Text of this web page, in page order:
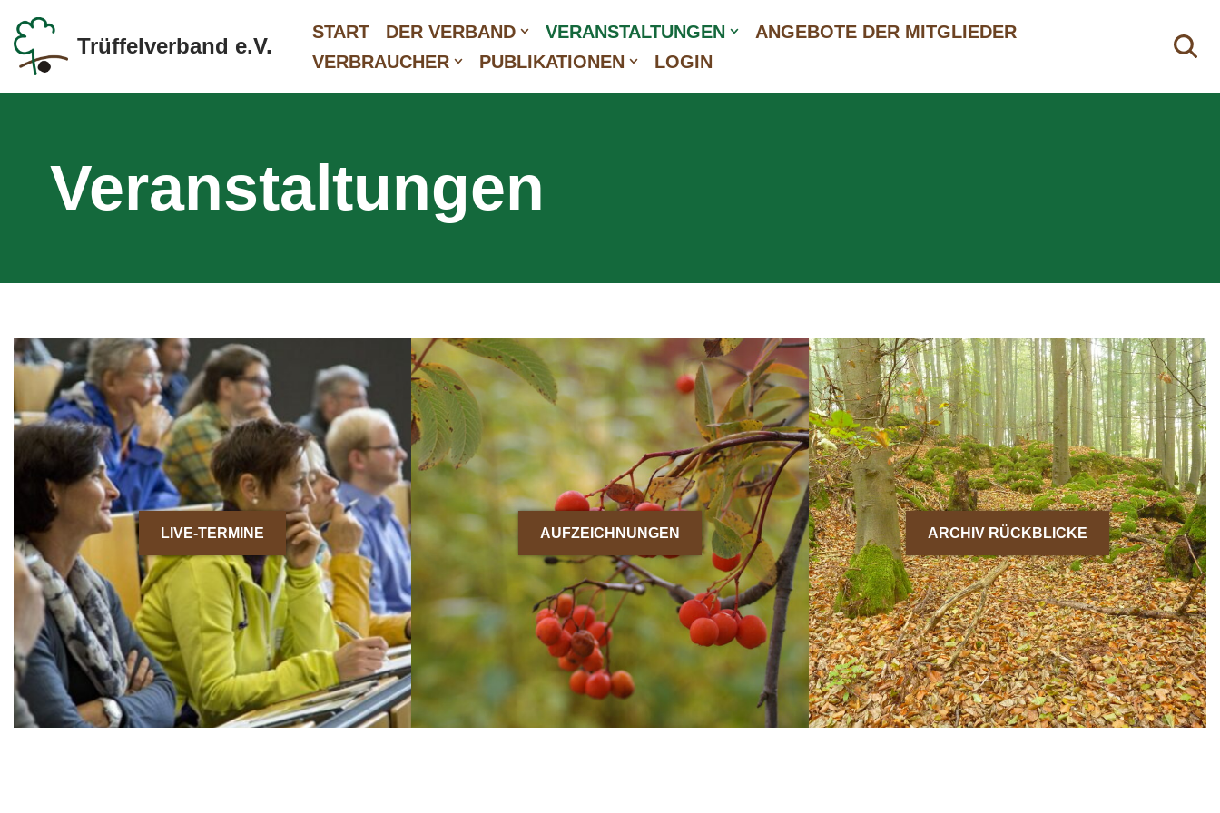
Zum
Inhalt
Trüffelverband e.V.
START DER VERBAND VERANSTALTUNGEN
ANGEBOTE DER MITGLIEDER
VERBRAUCHER
PUBLIKATIONEN LOGIN
Veranstaltungen
LIVE-TERMINE AUFZEICHNUNGEN ARCHIV RÜCKBLICKE